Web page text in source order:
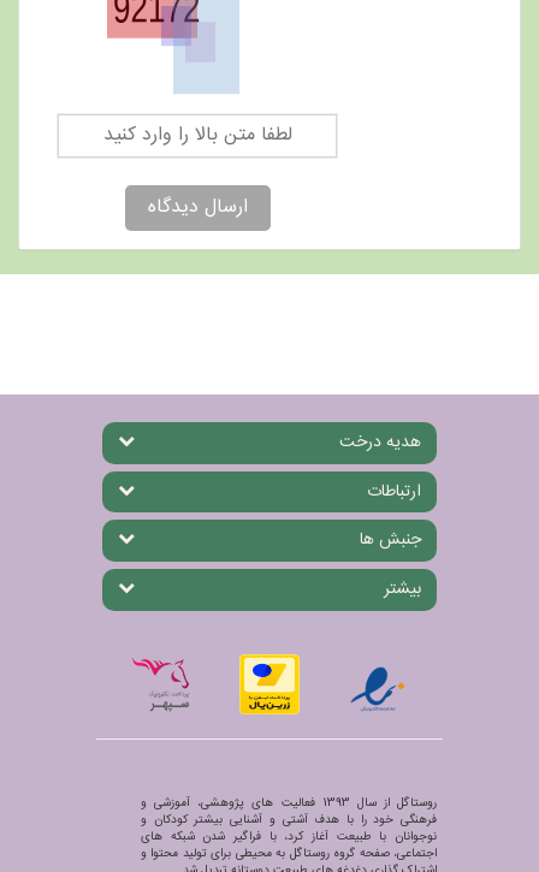
ارسال دیدگاه
هدیه درخت
ارتباطات
جنبش ها
بیشتر
روستاگل از سال 1393 فعالیت های پژوهشی، آموزشی و
فرهنگی خود را با هدف آشتی و آشنایی بیشتر کودکان و
نوجوانان با طبیعت آغاز کرد، با فراگیر شدن شبکه های
اجتماعی، صفحه گروه روستاگل به محیطی برای تولید محتوا و